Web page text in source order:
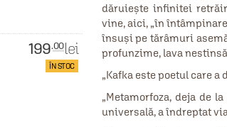
199.00lei
ÎN STOC
dăruiește infinitei
vine, aici, „în
însuși pe tărâmuri
profunzime, lava
„Kafka este poetul care
„Metamorfoza, deja de
universală, a îndreptat